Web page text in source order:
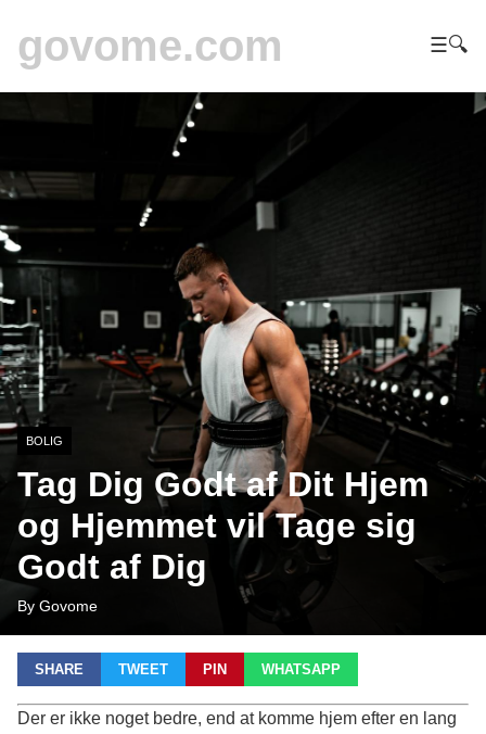
govome.com ☰🔍
BOLIG
Tag Dig Godt af Dit Hjem
og Hjemmet vil Tage sig
Godt af Dig
By Govome
SHARE TWEET PIN WHATSAPP
Der er ikke noget bedre, end at komme hjem efter en lang